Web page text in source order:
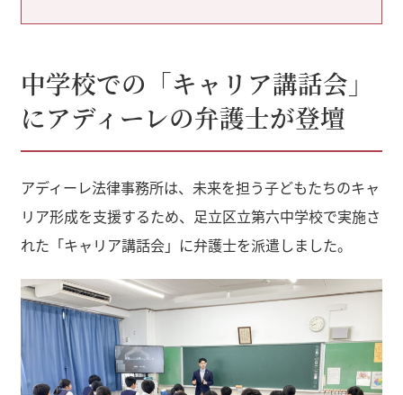
中学校での「キャリア講話会」
にアディーレの弁護士が登壇
アディーレ法律事務所は、未来を担う子どもたちのキャ
リア形成を支援するため、足立区立第六中学校で実施さ
れた「キャリア講話会」に弁護士を派遣しました。